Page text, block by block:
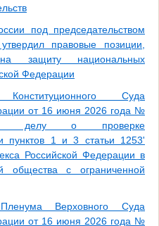
под председательством
правовые позиции,
защиту национальных
Федерации
Конституционного Суда
от 16 июня 2026 года №
делу о проверке
пунктов 1 и 3 статьи 1253'
Российской Федерации в
общества с ограниченной
Верховного Суда
от 16 июня 2026 года №